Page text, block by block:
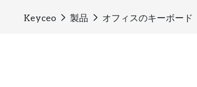
Keyceo 製品 オフィスのキーボード